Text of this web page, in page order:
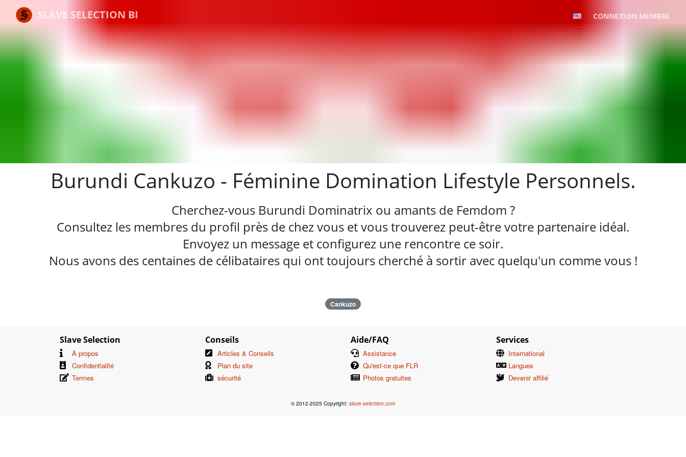
SLAVE SELECTION BI CONNEXION MEMBRE
Burundi Cankuzo - Féminine Domination Lifestyle Personnels.
Cherchez-vous Burundi Dominatrix ou amants de Femdom ?
Consultez les membres du profil près de chez vous et vous trouverez peut-être votre partenaire idéal.
Envoyez un message et configurez une rencontre ce soir.
Nous avons des centaines de célibataires qui ont toujours cherché à sortir avec quelqu'un comme vous !
Cankuzo
Slave Selection
À propos
Confidentialité
Termes
Conseils
Articles & Conseils
Plan du site
sécurité
Aide/FAQ
Assistance
Qu'est-ce que FLR
Photos gratuites
Services
International
Langues
Devenir affilié
© 2012-2025 Copyright: slave-selection.com